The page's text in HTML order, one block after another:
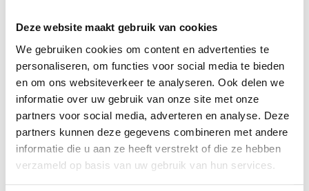
Deze website maakt gebruik van cookies
We gebruiken cookies om content en advertenties te
personaliseren, om functies voor social media te bieden
en om ons websiteverkeer te analyseren. Ook delen we
informatie over uw gebruik van onze site met onze
partners voor social media, adverteren en analyse. Deze
partners kunnen deze gegevens combineren met andere
informatie die u aan ze heeft verstrekt of die ze hebben
verzameld op basis van uw gebruik van hun services.
climbers
Dagje Zuidfoor? Win een familiepakket vol bonnetjes
Zonsverduistering en een giga-springpark: tien tips voor
augustus
Bestel nu al je BRUZZKet-schoolkalender